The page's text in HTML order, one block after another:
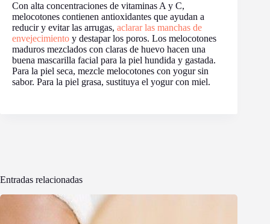
Con alta concentraciones de vitaminas A y C,
melocotones contienen antioxidantes que ayudan a
reducir y evitar las arrugas, aclarar las manchas de
envejecimiento y destapar los poros. Los melocotones
maduros mezclados con claras de huevo hacen una
buena mascarilla facial para la piel hundida y gastada.
Para la piel seca, mezcle melocotones con yogur sin
sabor. Para la piel grasa, sustituya el yogur con miel.
Entradas relacionadas